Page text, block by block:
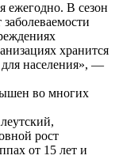
ежегодно. В сезон
хранится
для населения», —
во многих
рост
от 15 лет и